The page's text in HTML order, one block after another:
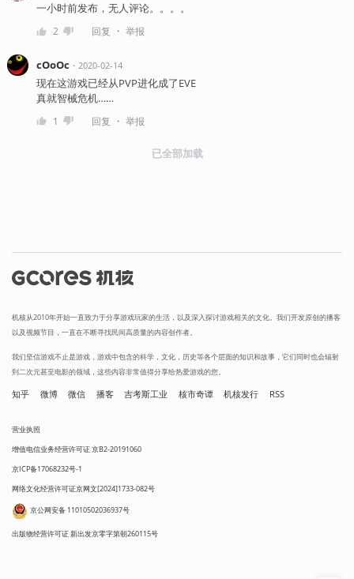
一小时前发布，无人评论。。。。
2 回复 ・ 举报
cOoOc ・ 2020-02-14
现在这游戏已经从PVP进化成了EVE
真就智械危机……
1 回复 ・ 举报
已全部加载
机核从2010年开始一直致力于分享游戏玩家的生活，以及深入探讨游戏相关的文化。我们开发原创的播客
以及视频节目，一直在不断寻找民间高质量的内容创作者。
我们坚信游戏不止是游戏，游戏中包含的科学，文化，历史等各个层面的知识和故事，它们同时也会辐射
到二次元甚至电影的领域，这些内容非常值得分享给热爱游戏的您。
知乎 微博 微信 播客 吉考斯工业 核市奇谭 机核发行 RSS
营业执照
增值电信业务经营许可证 京B2-20191060
京ICP备17068232号-1
网络文化经营许可证京网文[2024]1733-082号
京公网安备 11010502036937号
出版物经营许可证 新出发京零字第朝260115号